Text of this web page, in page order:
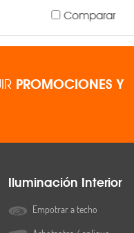
Comparar
PROMOCIONES Y
Iluminación Interior
Empotrar a techo